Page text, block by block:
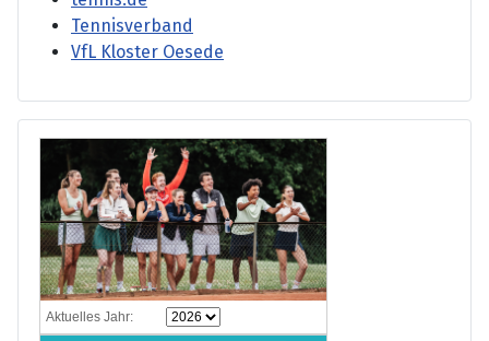
Tennisverband
VfL Kloster Oesede